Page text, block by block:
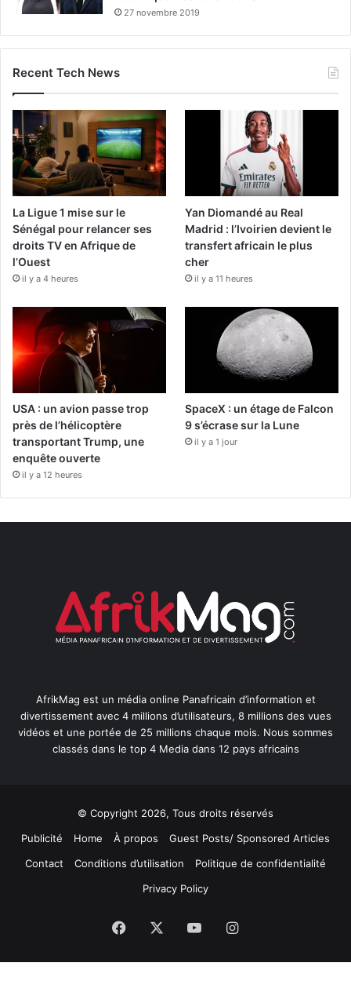
27 novembre 2019
Recent Tech News
La Ligue 1 mise sur le
Sénégal pour relancer ses
droits TV en Afrique de
l’Ouest
il y a 4 heures
Yan Diomandé au Real
Madrid : l’Ivoirien devient le
transfert africain le plus
cher
il y a 11 heures
USA : un avion passe trop
près de l’hélicoptère
transportant Trump, une
enquête ouverte
il y a 12 heures
SpaceX : un étage de Falcon
9 s’écrase sur la Lune
il y a 1 jour
AfrikMag est un média online Panafricain d’information et
divertissement avec 4 millions d’utilisateurs, 8 millions des vues
vidéos et une portée de 25 millions chaque mois. Nous sommes
classés dans le top 4 Media dans 12 pays africains
© Copyright 2026, Tous droits réservés
Publicité
Home À propos
Guest Posts/ Sponsored Articles
Contact
Conditions d’utilisation
Politique de confidentialité
Privacy Policy
Facebook YouTubeInstagram